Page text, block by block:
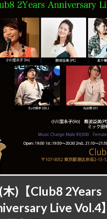
)【Club8 2Years
Live Vol.4】